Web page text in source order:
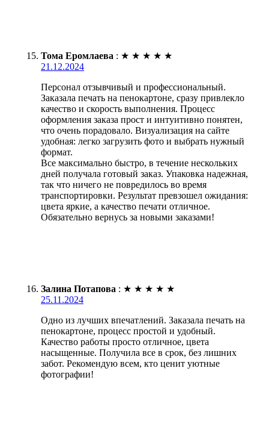
Тома Еромлаева : ★ ★ ★ ★ ★
21.12.2024
Персонал отзывчивый и профессиональный.
Заказала печать на пенокартоне, сразу привлекло
качество и скорость выполнения. Процесс
оформления заказа прост и интуитивно понятен,
что очень порадовало. Визуализация на сайте
удобная: легко загрузить фото и выбрать нужный
формат.
Все максимально быстро, в течение нескольких
дней получала готовый заказ. Упаковка надежная,
так что ничего не повредилось во время
транспортировки. Результат превзошел ожидания:
цвета яркие, а качество печати отличное.
Обязательно вернусь за новыми заказами!
Залина Потапова : ★ ★ ★ ★ ★
25.11.2024
Одно из лучших впечатлений. Заказала печать на
пенокартоне, процесс простой и удобный.
Качество работы просто отличное, цвета
насыщенные. Получила все в срок, без лишних
забот. Рекомендую всем, кто ценит уютные
фотографии!